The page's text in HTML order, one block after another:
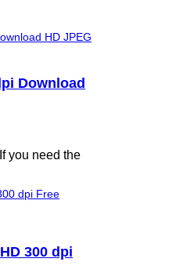
Download
you need the
300 dpi